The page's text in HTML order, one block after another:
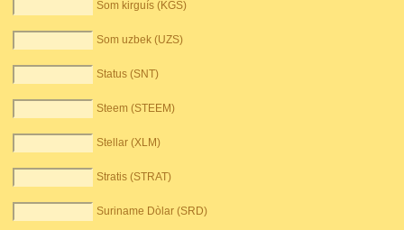
Som kirguís (KGS)
Som uzbek (UZS)
Status (SNT)
Steem (STEEM)
Stellar (XLM)
Stratis (STRAT)
Suriname Dòlar (SRD)